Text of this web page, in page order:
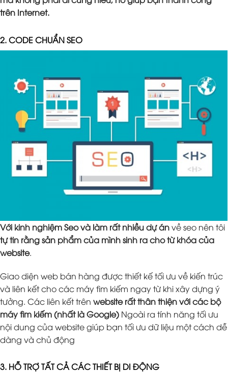
trên Internet.
2. CODE CHUẨN SEO
Với kinh nghiệm Seo và làm rất nhiều dự ánvề seo nên tôi
tự tin rằng sản phẩm của mình sinh ra cho từ khóa của
website.
Giao diện web bán hàng được thiết kế tối ưu về kiến trúc
và liên kết cho các máy tìm kiếm ngay từ khi xây dựng ý
tưởng. Các liên kết trên website rất thân thiện với các bộ
máy tìm kiếm (nhất là Google) Ngoài ra tính năng tối ưu
nội dung của website giúp bạn tối ưu dữ liệu một cách dễ
dàng và chủ động
3. HỖ TRỢ TẤT CẢ CÁC THIẾT BỊ DI ĐỘNG